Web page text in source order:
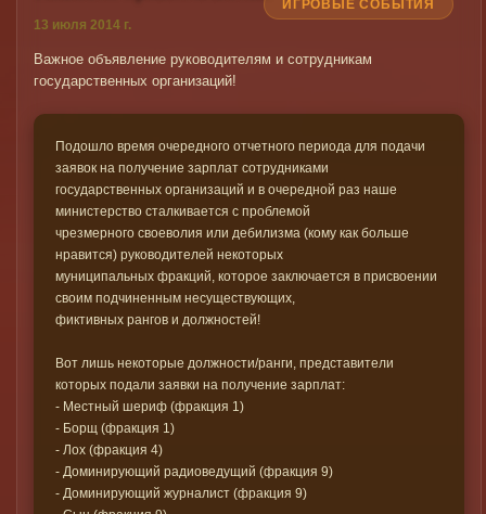
ИГРОВЫЕ СОБЫТИЯ
13 июля 2014 г.
Важное объявление руководителям и сотрудникам
государственных организаций!
Подошло время очередного отчетного периода для подачи
заявок на получение зарплат сотрудниками
государственных организаций и в очередной раз наше
министерство сталкивается с проблемой
чрезмерного своеволия или дебилизма (кому как больше
нравится) руководителей некоторых
муниципальных фракций, которое заключается в присвоении
своим подчиненным несуществующих,
фиктивных рангов и должностей!
Вот лишь некоторые должности/ранги, представители
которых подали заявки на получение зарплат:
- Местный шериф (фракция 1)
- Борщ (фракция 1)
- Лох (фракция 4)
- Доминирующий радиоведущий (фракция 9)
- Доминирующий журналист (фракция 9)